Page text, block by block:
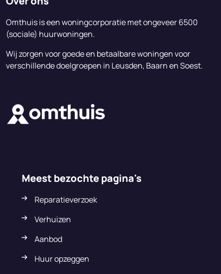
Omthuis is een woningcorporatie met ongeveer 6500
(sociale) huurwoningen.
Wij zorgen voor goede en betaalbare woningen voor
verschillende doelgroepen in Leusden, Baarn en Soest.
Meest bezochte pagina's
Reparatieverzoek
Verhuizen
Aanbod
Huur opzeggen